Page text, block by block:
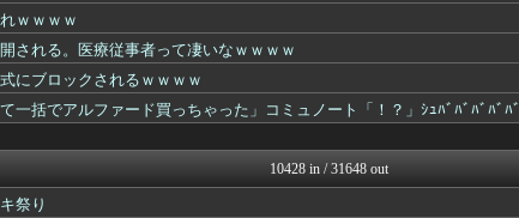
可哀想なボス
が退職届ではなく、ま...
鬼女の宅配便 - 修羅場・...
パカ娘速報！！ウマ娘まとめ...
…【声優】
コンテンツ・声優 | ラブ...
て問題になり「一般的...
ゴタゴタシタニュース
乃木通 乃木坂46櫻坂46...
ゲーム実況者速報＠YouT...
ｗｗｗｗ
される。医療従事者って凄いなｗｗｗｗ
にブロックされるｗｗｗｗ
一括でアルファード買っちゃった」コミュノート「！？」ｼｭﾊﾞﾊﾞﾊﾞﾊﾞﾊﾞ
10428 in / 31648 out
祭り